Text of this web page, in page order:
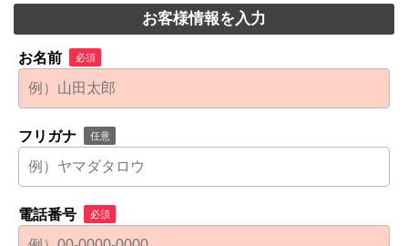
お客様情報を入力
お名前 必須
フリガナ 任意
電話番号 必須